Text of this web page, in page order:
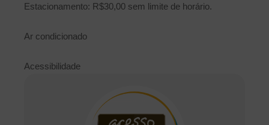
Estacionamento: R$30,00 sem limite de horário.
Ar condicionado
Acessibilidade